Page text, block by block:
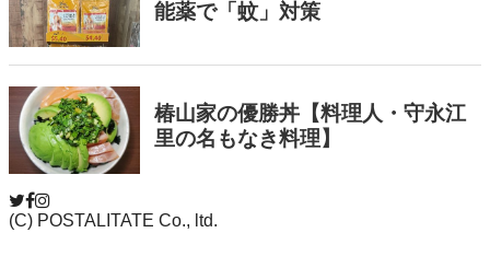
(C) POSTALITATE Co., ltd.